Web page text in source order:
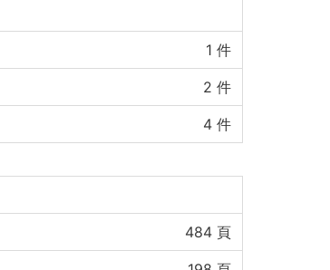
1 件
2 件
4 件
484 頁